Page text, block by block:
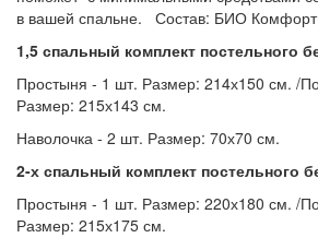
в вашей спальне. Состав: БИО Комфорт
1,5 спальный комплект постельного
Простыня - 1 шт. Размер: 214х150 см. /
Размер: 215х143 см.
Наволочка - 2 шт. Размер: 70х70 см.
2-х спальный комплект постельного
Простыня - 1 шт. Размер: 220х180 см. /
Размер: 215х175 см.